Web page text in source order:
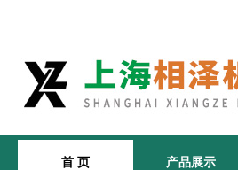
首 页 产品展示